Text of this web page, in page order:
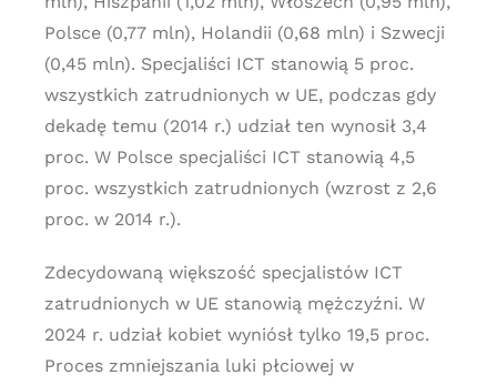
Polsce (0,77 mln), Holandii (0,68 mln) i Szwecji
(0,45 mln). Specjaliści ICT stanowią 5 proc.
wszystkich zatrudnionych w UE, podczas gdy
dekadę temu (2014 r.) udział ten wynosił 3,4
proc. W Polsce specjaliści ICT stanowią 4,5
proc. wszystkich zatrudnionych (wzrost z 2,6
proc. w 2014 r.).
Zdecydowaną większość specjalistów ICT
zatrudnionych w UE stanowią mężczyźni. W
2024 r. udział kobiet wyniósł tylko 19,5 proc.
Proces zmniejszania luki płciowej w